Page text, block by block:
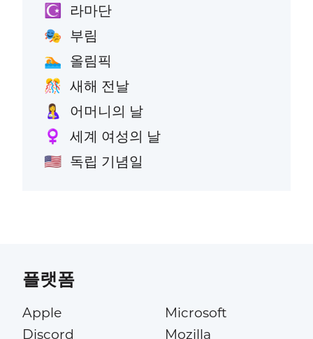
☪️ 라마단
🎭 부림
🏊 올림픽
🎊 새해 전날
🤱 어머니의 날
♀️ 세계 여성의 날
🇺🇸 독립 기념일
플랫폼
Apple
Discord
Microsoft
Mozilla